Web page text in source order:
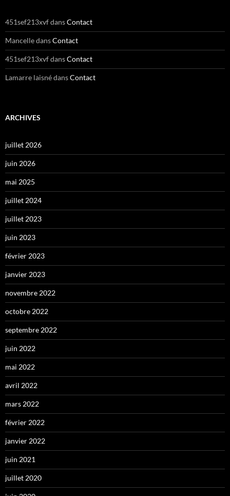
451sef213xvfdansContact
MancelledansContact
451sef213xvfdansContact
Lamarre laisnédansContact
ARCHIVES
juillet 2026
juin 2026
mai 2025
juillet 2024
juillet 2023
juin 2023
février 2023
janvier 2023
novembre 2022
octobre 2022
septembre 2022
juin 2022
mai 2022
avril 2022
mars 2022
février 2022
janvier 2022
juin 2021
juillet 2020